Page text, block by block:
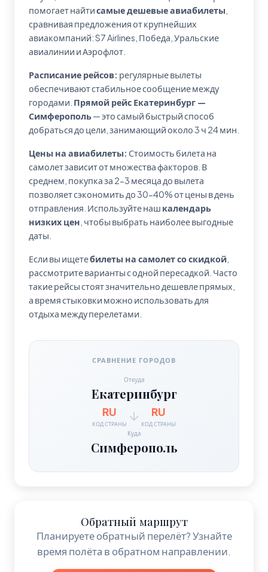
помогает найтисамые дешевые авиабилеты
сравнивая предложения от крупнейших
авиакомпаний: S7 Airlines, Победа, Уральские
авиалинии и Аэрофлот.
Расписание рейсов: регулярные вылеты
обеспечивают стабильное сообщение между
городами. Прямой рейс Екатеринбург —
Симферополь— это самый быстрый способ
добраться до цели, занимающий около 3 ч 24 мин.
Цены на авиабилеты: Стоимость билета на
самолет зависит от множества факторов. В
среднем, покупка за 2-3 месяца до вылета
позволяет сэкономить до 30-40% от цены в день
отправления. Используйте наш календарь
низких цен , чтобы выбрать наиболее выгодные
даты.
Если вы ищетебилеты на самолет со скидкой
рассмотрите варианты с одной пересадкой. Часто
такие рейсы стоят значительно дешевле прямых,
а время стыковки можно использовать для
отдыха между перелетами.
СРАВНЕНИЕ ГОРОДОВ
Откуда
Екатеринбург
RU
КОД СТРАНЫ
RU
КОД СТРАНЫ
Куда
Симферополь
Обратный маршрут
Планируете обратный перелёт? Узнайте
время полёта в обратном направлении.